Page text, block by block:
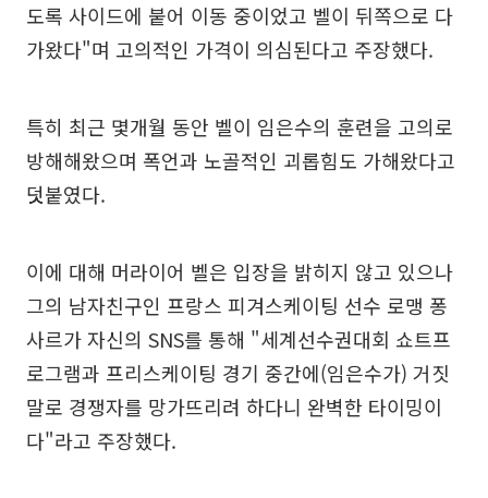
도록 사이드에 붙어 이동 중이었고 벨이 뒤쪽으로 다
가왔다"며 고의적인 가격이 의심된다고 주장했다.
특히 최근 몇개월 동안 벨이 임은수의 훈련을 고의로
방해해왔으며 폭언과 노골적인 괴롭힘도 가해왔다고
덧붙였다.
이에 대해 머라이어 벨은 입장을 밝히지 않고 있으나
그의 남자친구인 프랑스 피겨스케이팅 선수 로맹 퐁
사르가 자신의 SNS를 통해 "세계선수권대회 쇼트프
로그램과 프리스케이팅 경기 중간에(임은수가) 거짓
말로 경쟁자를 망가뜨리려 하다니 완벽한 타이밍이
다"라고 주장했다.